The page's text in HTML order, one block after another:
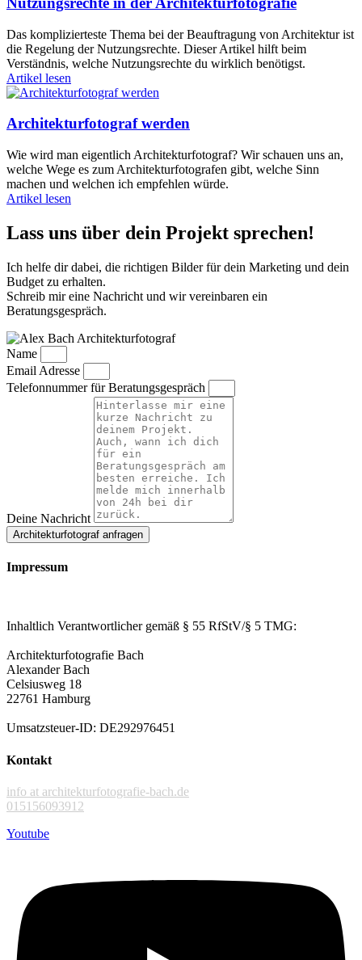
Das komplizierteste Thema bei der Beauftragung von Architektur ist
die Regelung der Nutzungsrechte. Dieser Artikel hilft beim
Verständnis, welche Nutzungsrechte du wirklich benötigst.
Artikel lesen
Architekturfotograf werden
Wie wird man eigentlich Architekturfotograf? Wir schauen uns an,
welche Wege es zum Architekturfotografen gibt, welche Sinn
machen und welchen ich empfehlen würde.
Artikel lesen
Lass uns über dein Projekt sprechen!
Ich helfe dir dabei, die richtigen Bilder für dein Marketing und dein
Budget zu erhalten.
Schreib mir eine Nachricht und wir vereinbaren ein
Beratungsgespräch.
Name
Email Adresse
Telefonnummer für Beratungsgespräch
Deine Nachricht
Architekturfotograf anfragen
Impressum
Inhaltlich Verantwortlicher gemäß § 55 RfStV/§ 5 TMG:
Architekturfotografie Bach
Alexander Bach
Celsiusweg 18
22761 Hamburg
Umsatzsteuer-ID: DE292976451
Kontakt
info at architekturfotografie-bach.de
015156093912
Youtube